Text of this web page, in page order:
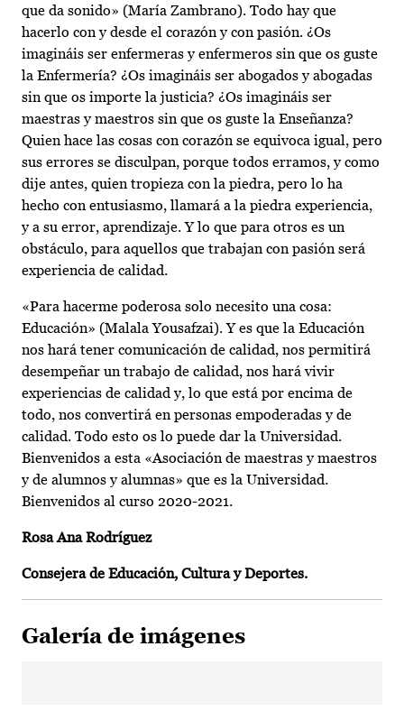
que da sonido» (María Zambrano). Todo hay que
hacerlo con y desde el corazón y con pasión. ¿Os
imagináis ser enfermeras y enfermeros sin que os guste
la Enfermería? ¿Os imagináis ser abogados y abogadas
sin que os importe la justicia? ¿Os imagináis ser
maestras y maestros sin que os guste la Enseñanza?
Quien hace las cosas con corazón se equivoca igual, pero
sus errores se disculpan, porque todos erramos, y como
dije antes, quien tropieza con la piedra, pero lo ha
hecho con entusiasmo, llamará a la piedra experiencia,
y a su error, aprendizaje. Y lo que para otros es un
obstáculo, para aquellos que trabajan con pasión será
experiencia de calidad.
«Para hacerme poderosa solo necesito una cosa:
Educación» (Malala Yousafzai). Y es que la Educación
nos hará tener comunicación de calidad, nos permitirá
desempeñar un trabajo de calidad, nos hará vivir
experiencias de calidad y, lo que está por encima de
todo, nos convertirá en personas empoderadas y de
calidad. Todo esto os lo puede dar la Universidad.
Bienvenidos a esta «Asociación de maestras y maestros
y de alumnos y alumnas» que es la Universidad.
Bienvenidos al curso 2020-2021.
Rosa Ana Rodríguez
Consejera de Educación, Cultura y Deportes.
Galería de imágenes